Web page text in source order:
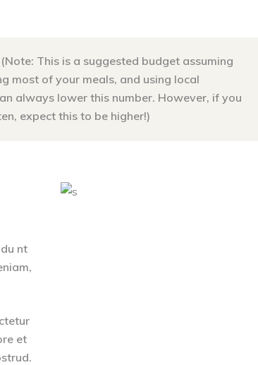
This is a suggested budget assuming
most of your meals, and using local
always lower this number. However, if you
expect this to be higher!)
nt
et